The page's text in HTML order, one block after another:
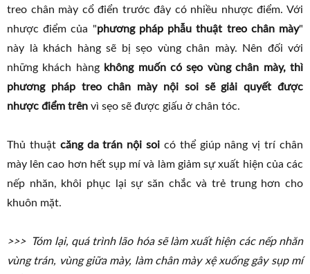
treo chân mày cổ điển trước đây có nhiều nhược điểm. Với
nhược điểm của "phương pháp phẫu thuật treo chân mày"
này là khách hàng sẽ bị sẹo vùng chân mày. Nên đối với
những khách hàng không muốn có sẹo vùng chân mày, thì
phương pháp treo chân mày nội soi sẽ giải quyết được
nhược điểm trên vì sẹo sẽ được giấu ở chân tóc.
Thủ thuật căng da trán nội soi có thể giúp nâng vị trí chân
mày lên cao hơn hết sụp mí và làm giảm sự xuất hiện của các
nếp nhăn, khôi phục lại sự săn chắc và trẻ trung hơn cho
khuôn mặt.
>>> Tóm lại, quá trình lão hóa sẽ làm xuất hiện các nếp nhăn
vùng trán, vùng giữa mày, làm chân mày xệ xuống gây sụp mí